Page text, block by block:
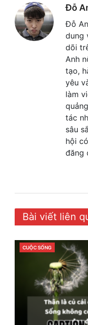
Đỗ
Đỗ
dung
dõi
Anh
tạo,
yêu
làm
tác
sâu
hội
đăng
Bài viết liên
CATEGORIES
CUỘC SỐNG